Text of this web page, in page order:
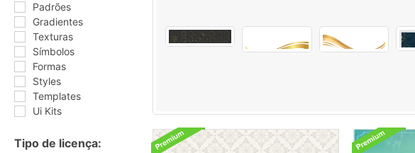
Padrões
Gradientes
Texturas
Símbolos
Formas
Styles
Templates
Ui Kits
Tipo de licença: